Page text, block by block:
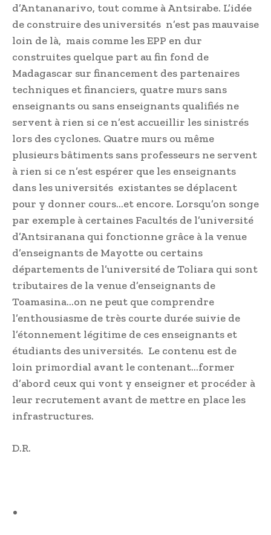
d’Antananarivo, tout comme à Antsirabe. L’idée
de construire des universités n’est pas mauvaise
loin de là, mais comme les EPP en dur
construites quelque part au fin fond de
Madagascar sur financement des partenaires
techniques et financiers, quatre murs sans
enseignants ou sans enseignants qualifiés ne
servent à rien si ce n’est accueillir les sinistrés
lors des cyclones. Quatre murs ou même
plusieurs bâtiments sans professeurs ne servent
à rien si ce n’est espérer que les enseignants
dans les universités existantes se déplacent
pour y donner cours…et encore. Lorsqu’on songe
par exemple à certaines Facultés de l’université
d’Antsiranana qui fonctionne grâce à la venue
d’enseignants de Mayotte ou certains
départements de l’université de Toliara qui sont
tributaires de la venue d’enseignants de
Toamasina…on ne peut que comprendre
l’enthousiasme de très courte durée suivie de
l’étonnement légitime de ces enseignants et
étudiants des universités. Le contenu est de
loin primordial avant le contenant…former
d’abord ceux qui vont y enseigner et procéder à
leur recrutement avant de mettre en place les
infrastructures.
D.R.